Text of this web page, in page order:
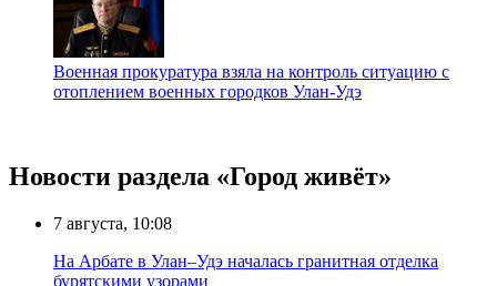
Военная прокуратура взяла на контроль ситуацию с
отоплением военных городков Улан-Удэ
Новости раздела «Город живёт»
7 августа, 10:08
На Арбате в Улан–Удэ началась гранитная отделка
бурятскими узорами